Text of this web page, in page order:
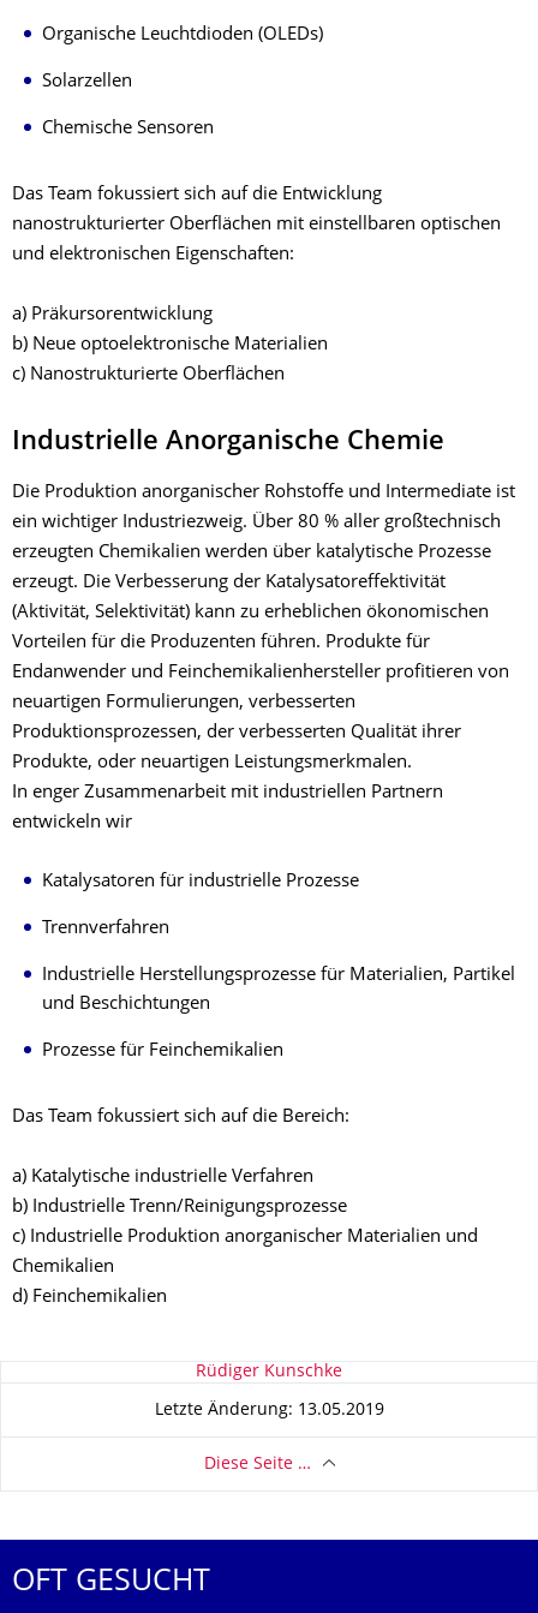
Organische Leuchtdioden (OLEDs)
Solarzellen
Chemische Sensoren
Das Team fokussiert sich auf die Entwicklung
nanostrukturierter Oberflächen mit einstellbaren optischen
und elektronischen Eigenschaften:
a) Präkursorentwicklung
b) Neue optoelektronische Materialien
c) Nanostrukturierte Oberflächen
Industrielle Anorganische Chemie
Die Produktion anorganischer Rohstoffe und Intermediate ist
ein wichtiger Industriezweig. Über 80 % aller großtechnisch
erzeugten Chemikalien werden über katalytische Prozesse
erzeugt. Die Verbesserung der Katalysatoreffektivität
(Aktivität, Selektivität) kann zu erheblichen ökonomischen
Vorteilen für die Produzenten führen. Produkte für
Endanwender und Feinchemikalienhersteller profitieren von
neuartigen Formulierungen, verbesserten
Produktionsprozessen, der verbesserten Qualität ihrer
Produkte, oder neuartigen Leistungsmerkmalen.
In enger Zusammenarbeit mit industriellen Partnern
entwickeln wir
Katalysatoren für industrielle Prozesse
Trennverfahren
Industrielle Herstellungsprozesse für Materialien, Partikel
und Beschichtungen
Prozesse für Feinchemikalien
Das Team fokussiert sich auf die Bereich:
a) Katalytische industrielle Verfahren
b) Industrielle Trenn/Reinigungsprozesse
c) Industrielle Produktion anorganischer Materialien und
Chemikalien
d) Feinchemikalien
Zu dieser Seite Rüdiger Kunschke
Letzte Änderung: 13.05.2019
Diese Seite …
OFT GESUCHT